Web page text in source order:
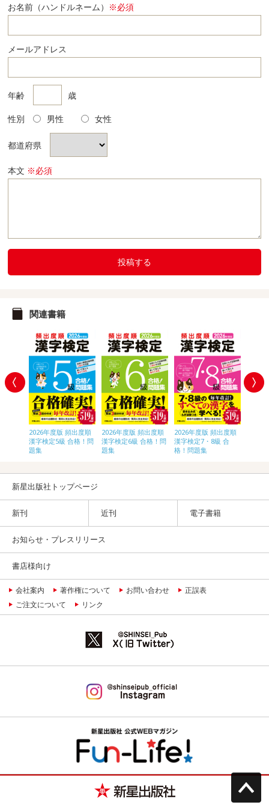
お名前（ハンドルネーム） ※必須
メールアドレス
年齢 歳
性別 男性 女性
都道府県
本文 ※必須
投稿する
関連書籍
2026年度版 頻出度順
漢字検定5級 合格！問
題集
2026年度版 頻出度順
漢字検定6級 合格！問
題集
2026年度版 頻出度順
漢字検定7・8級 合
格！問題集
新星出版社トップページ
新刊 近刊 電子書籍
お知らせ・プレスリリース
書店様向け
会社案内 著作権について お問い合わせ
正誤表
ご注文について
リンク